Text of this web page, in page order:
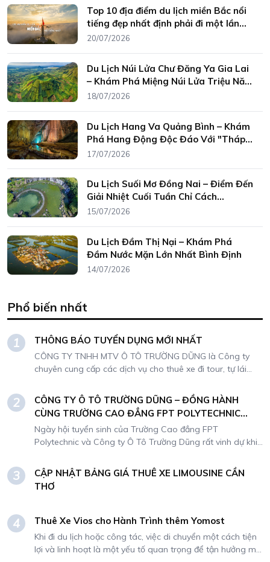
Top 10 địa điểm du lịch miền Bắc nổi
tiếng đẹp nhất định phải đi một lần
trong đời
20/07/2026
Du Lịch Núi Lửa Chư Đăng Ya Gia Lai
– Khám Phá Miệng Núi Lửa Triệu Năm
Giữa Tây Nguyên
18/07/2026
Du Lịch Hang Va Quảng Bình – Khám
Phá Hang Động Độc Đáo Với "Tháp
Măng Đá" Hiếm Có Trên Thế Giới
17/07/2026
Du Lịch Suối Mơ Đồng Nai – Điểm Đến
Giải Nhiệt Cuối Tuần Chỉ Cách
TP.HCM Hơn 2 Giờ Di Chuyển
15/07/2026
Du Lịch Đầm Thị Nại – Khám Phá
Đầm Nước Mặn Lớn Nhất Bình Định
14/07/2026
Phổ biến nhất
1 THÔNG BÁO TUYỂN DỤNG MỚI NHẤT
CÔNG TY TNHH MTV Ô TÔ TRƯỜNG DŨNG là Công ty
chuyên cung cấp các dịch vụ cho thuê xe đi tour, tự lái
Công ty chúng tôi cần tuyển dụng nhân sự
2
CÔNG TY Ô TÔ TRƯỜNG DŨNG – ĐỒNG HÀNH
CÙNG TRƯỜNG CAO ĐẲNG FPT POLYTECHNIC
TRONG NGÀY HỘI TUYỂN SINH
Ngày hội tuyển sinh của Trường Cao đẳng FPT
Polytechnic và Công ty Ô Tô Trường Dũng rất vinh dự khi
biệt này! Với kinh nghiệm lâu năm trong lĩnh vực cho thuê
xe tự lái và dịch vụ tour du lịch từ 4 chỗ đến 45 chỗ,
Trường Dũng cam kết mang đến: Dàn xe hiện đại, chất
và phụ huynh. Dịch vụ chuyên nghiệp: Tài xế thân thiện,
hỗ trợ tận tình, hành trình suôn sẻ. Hãy đến với gian hàng
của Trường Dũng để trải nghiệm dịch vụ của chúng tôi
Liên hệ ngay: 0939 148 456 Mr Trung CSKH: 0907 575 919
3
CẬP NHẬT BẢNG GIÁ THUÊ XE LIMOUSINE CẦN
THƠ
4 Thuê Xe Vios cho Hành Trình thêm Yomost
Khi đi du lịch hoặc công tác, việc di chuyển một cách tiện
lợi và linh hoạt là một yếu tố quan trọng để tận hưởng mỗi